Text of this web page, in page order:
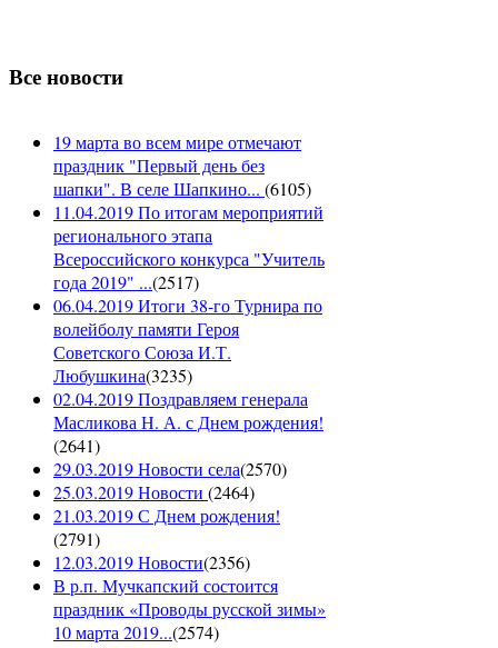
Все новости
19 марта во всем мире отмечают
праздник "Первый день без
шапки". В селе Шапкино... (6105)
11.04.2019 По итогам мероприятий
регионального этапа
Всероссийского конкурса "Учитель
года 2019" ...(2517)
06.04.2019 Итоги 38-го Турнира по
волейболу памяти Героя
Советского Союза И.Т.
Любушкина(3235)
02.04.2019 Поздравляем генерала
Масликова Н. А. с Днем рождения!
(2641)
29.03.2019 Новости села(2570)
25.03.2019 Новости (2464)
21.03.2019 С Днем рождения!
(2791)
12.03.2019 Новости(2356)
В р.п. Мучкапский состоится
праздник «Проводы русской зимы»
10 марта 2019...(2574)